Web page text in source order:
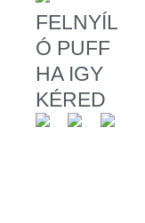
FELNYÍL
Ó PUFF
HA IGY
KÉRED